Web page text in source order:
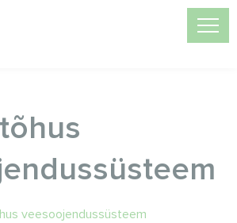
veesoojendussüsteem